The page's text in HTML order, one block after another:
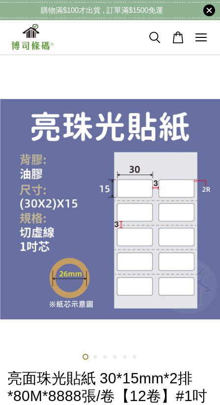
購物滿$100才出貨 , 訂單滿$1500免運
亮面珠光貼紙 30*15mm*2排
*80M*8888張/卷【12卷】#1吋